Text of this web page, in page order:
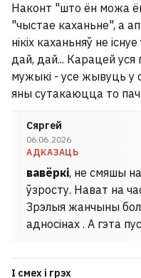
Наконт "што ён можа
"чыстае каханьне", а
нікіх каханьняў не
дай, дай... Карацей уся
мужыкі - усе жывуць у
яны сутакаюцца то
Сяргей
06.06.2026
АДКАЗАЦЬ
вавёркі, не смяшы
ўзросту. Нават на
Зрэлыя жанчыны
адносінах . А гэта
І смех і грэх